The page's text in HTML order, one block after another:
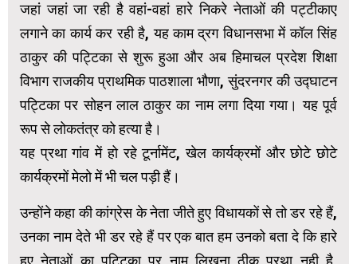
जहां जहां जा रही है वहां-वहां हारे निकरे नेताओं की पट्टीकाए
लगाने का कार्य कर रही है, यह काम द्रग विधानसभा में कॉल सिंह
ठाकुर की पट्टिका से शुरू हुआ और अब हिमाचल प्रदेश शिक्षा
विभाग राजकीय प्राथमिक पाठशाला भौणा, सुंदरनगर की उद्घाटन
पट्टिका पर सोहन लाल ठाकुर का नाम लगा दिया गया। यह पूर्व
रूप से लोकतंत्र को हत्या है।
यह प्रथा गांव में हो रहे टूर्नामेंट, खेल कार्यक्रमों और छोटे छोटे
कार्यक्रमों मेलो में भी चल पड़ी हैं।
उन्होंने कहा की कांग्रेस के नेता जीते हुए विधायकों से तो डर रहे हैं,
उनका नाम देते भी डर रहे हैं पर एक बात हम उनको बता दे कि हारे
हुए नेताओं का पट्टिका पर नाम लिखना ठीक प्रथा नही है,